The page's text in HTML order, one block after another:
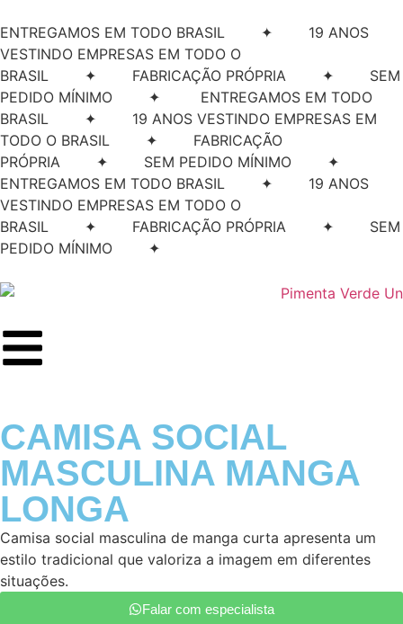
ENTREGAMOS EM TODO BRASIL ✦ 19 ANOS
VESTINDO EMPRESAS EM TODO O
BRASIL ✦ FABRICAÇÃO PRÓPRIA ✦ SEM
PEDIDO MÍNIMO ✦ ENTREGAMOS EM TODO
BRASIL ✦ 19 ANOS VESTINDO EMPRESAS EM
TODO O BRASIL ✦ FABRICAÇÃO
PRÓPRIA ✦ SEM PEDIDO MÍNIMO ✦
ENTREGAMOS EM TODO BRASIL ✦ 19 ANOS
VESTINDO EMPRESAS EM TODO O
BRASIL ✦ FABRICAÇÃO PRÓPRIA ✦ SEM
PEDIDO MÍNIMO ✦
CAMISA SOCIAL
MASCULINA MANGA
LONGA
Camisa social masculina de manga curta apresenta um
estilo tradicional que valoriza a imagem em diferentes
situações.
Falar com especialista